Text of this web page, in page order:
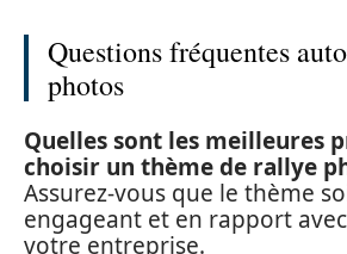
Questions fréquentes
photos
Quelles sont les meilleures
choisir un thème de rallye
Assurez-vous que le thème
engageant et en rapport
votre entreprise.